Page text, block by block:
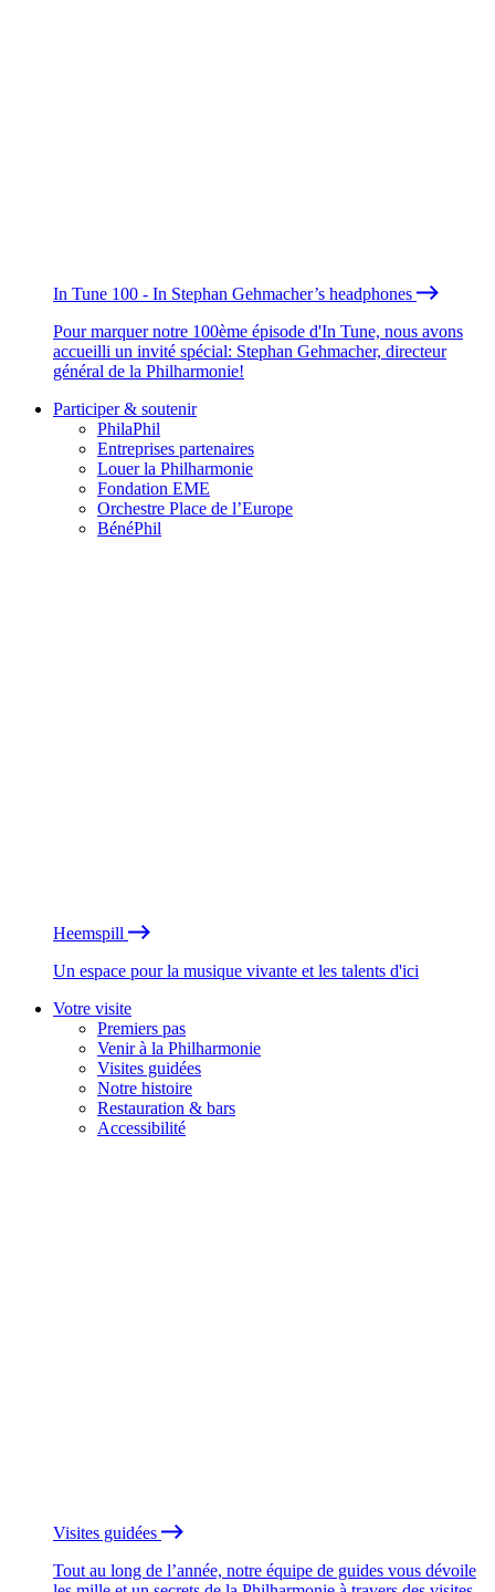
In Tune 100 - In Stephan Gehmacher’s headphones
Pour marquer notre 100ème épisode d'In Tune, nous avons
accueilli un invité spécial: Stephan Gehmacher, directeur
général de la Philharmonie!
Participer & soutenir
PhilaPhil
Entreprises partenaires
Louer la Philharmonie
Fondation EME
Orchestre Place de l’Europe
BénéPhil
Heemspill
Un espace pour la musique vivante et les talents d'ici
Votre visite
Premiers pas
Venir à la Philharmonie
Visites guidées
Notre histoire
Restauration & bars
Accessibilité
Visites guidées
Tout au long de l’année, notre équipe de guides vous dévoile